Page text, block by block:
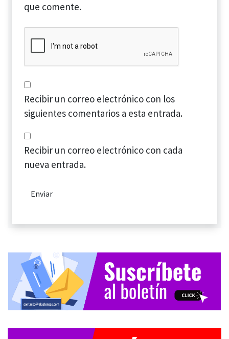
que comente.
Recibir un correo electrónico con los
siguientes comentarios a esta entrada.
Recibir un correo electrónico con cada
nueva entrada.